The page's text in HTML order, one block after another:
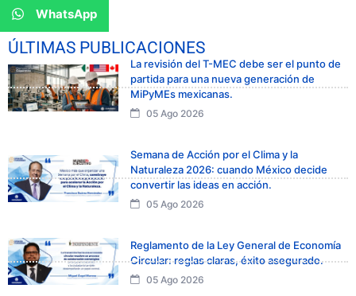
WhatsApp
ÚLTIMAS PUBLICACIONES
La revisión del T-MEC debe ser el punto de
partida para una nueva generación de
MiPyMEs mexicanas.
05 Ago 2026
Semana de Acción por el Clima y la
Naturaleza 2026: cuando México decide
convertir las ideas en acción.
05 Ago 2026
Reglamento de la Ley General de Economía
Circular: reglas claras, éxito asegurado.
05 Ago 2026